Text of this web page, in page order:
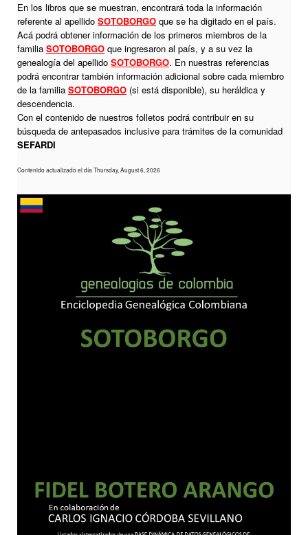
En los libros que se muestran, encontrará toda la información
referente al apellido SOTOBORGO que se ha digitado en el país.
Acá podrá obtener información de los primeros miembros de la
familia SOTOBORGO que ingresaron al país, y a su vez la
genealogía del apellido SOTOBORGO. En nuestras referencias
podrá encontrar también información adicional sobre cada miembro
de la familia SOTOBORGO (si está disponible), su heráldica y
descendencia.
Con el contenido de nuestros folletos podrá contribuir en su
búsqueda de antepasados inclusive para trámites de la comunidad
SEFARDI
Contenido actualizado el día Thursday, August 6, 2026